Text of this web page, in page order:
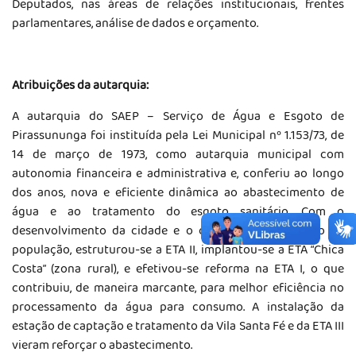
Deputados, nas áreas de relações institucionais, frentes
parlamentares, análise de dados e orçamento.
Atribuições da autarquia:
A autarquia do SAEP – Serviço de Água e Esgoto de
Pirassununga foi instituída pela Lei Municipal nº 1.153/73, de
14 de março de 1973, como autarquia municipal com
autonomia financeira e administrativa e, conferiu ao longo
dos anos, nova e eficiente dinâmica ao abastecimento de
água e ao tratamento do esgoto sanitário. Com o
desenvolvimento da cidade e o consequente aumento da
população, estruturou-se a ETA II, implantou-se a ETA “Chica
Costa” (zona rural), e efetivou-se reforma na ETA I, o que
contribuiu, de maneira marcante, para melhor eficiência no
processamento da água para consumo. A instalação da
estação de captação e tratamento da Vila Santa Fé e da ETA III
vieram reforçar o abastecimento.